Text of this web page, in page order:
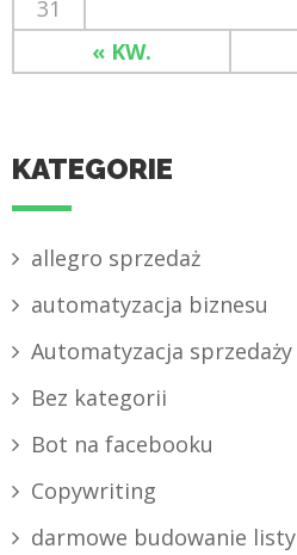
« KW.
31
KATEGORIE
allegro sprzedaż
automatyzacja biznesu
Automatyzacja sprzedaży
Bez kategorii
Bot na facebooku
Copywriting
darmowe budowanie listy